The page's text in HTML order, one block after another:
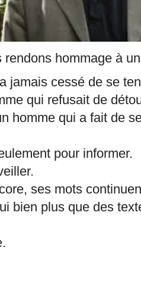
rendons hommage à
jamais cessé de se
qui refusait de
homme qui a fait de
pour informer.
ses mots
bien plus que des